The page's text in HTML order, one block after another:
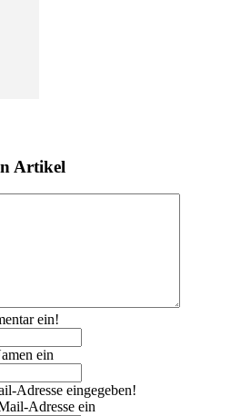
Artikel
ein!
ein
Adresse eingegeben!
Adresse ein